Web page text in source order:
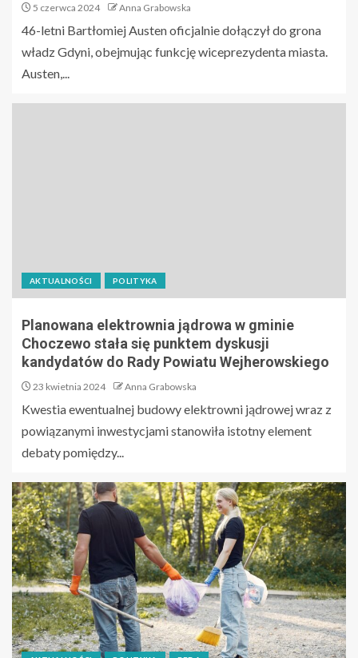
5 czerwca 2024 Anna Grabowska
46-letni Bartłomiej Austen oficjalnie dołączył do grona
władz Gdyni, obejmując funkcję wiceprezydenta miasta.
Austen,...
AKTUALNOŚCI POLITYKA
Planowana elektrownia jądrowa w gminie
Choczewo stała się punktem dyskusji
kandydatów do Rady Powiatu Wejherowskiego
23 kwietnia 2024 Anna Grabowska
Kwestia ewentualnej budowy elektrowni jądrowej wraz z
powiązanymi inwestycjami stanowiła istotny element
debaty pomiędzy...